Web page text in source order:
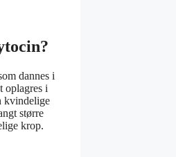
dannes i
oplagres i
kvindelige
større
krop.